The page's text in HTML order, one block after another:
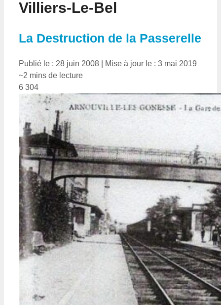
Villiers-Le-Bel
La Destruction de la Passerelle
Publié le : 28 juin 2008
Mise à jour le : 3 mai 2019
~2 mins de lecture
6 304